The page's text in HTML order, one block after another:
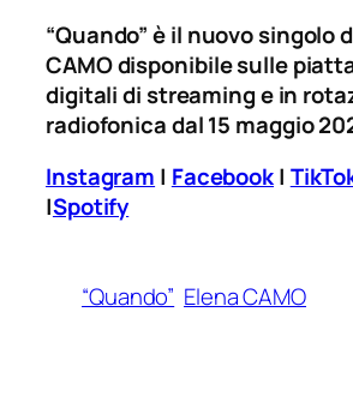
“Quando” è il nuovo singolo
CAMO disponibile sulle
digitali di streaming e in
radiofonica dal 15 maggio
Instagram | Facebook|
|Spotify
“Quando” Elena CAMO